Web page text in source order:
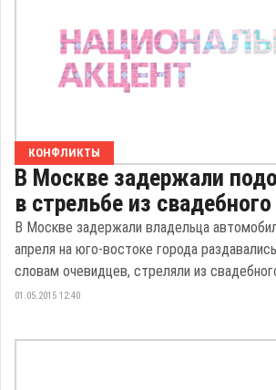
КОНФЛИКТЫ
В Москве задержали
в стрельбе из
В Москве задержали владельца
апреля на юго-востоке города
словам очевидцев, стреляли из
01.05.2015 12:40